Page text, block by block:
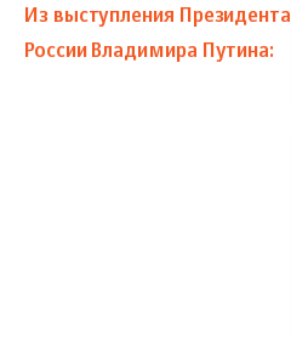
Из выступления Президента
России Владимира Путина: